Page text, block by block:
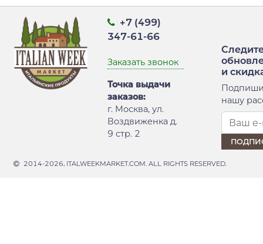
+7 (499)
347-61-66
Заказать звонок
Точка выдачи
заказов:
г. Москва, ул.
Воздвиженка д.
9 стр. 2
и
нашу
2014-2026, ITALWEEKMARKET.COM. ALL RIGHTS RESERVED.